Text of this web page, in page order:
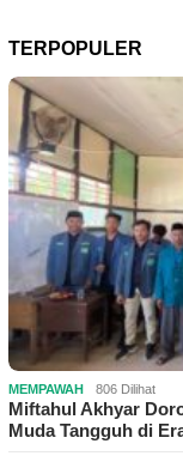
TERPOPULER
MEMPAWAH 806 Dilihat
Miftahul Akhyar
Muda Tangguh di